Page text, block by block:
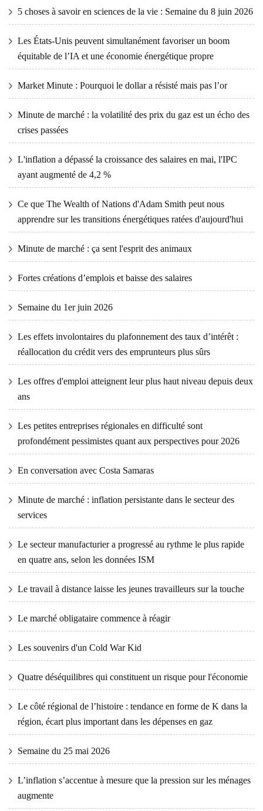
5 choses à savoir en sciences de la vie : Semaine du 8 juin 2026
Les États-Unis peuvent simultanément favoriser un boom
équitable de l’IA et une économie énergétique propre
Market Minute : Pourquoi le dollar a résisté mais pas l’or
Minute de marché : la volatilité des prix du gaz est un écho des
crises passées
L'inflation a dépassé la croissance des salaires en mai, l'IPC
ayant augmenté de 4,2 %
Ce que The Wealth of Nations d'Adam Smith peut nous
apprendre sur les transitions énergétiques ratées d'aujourd'hui
Minute de marché : ça sent l'esprit des animaux
Fortes créations d’emplois et baisse des salaires
Semaine du 1er juin 2026
Les effets involontaires du plafonnement des taux d’intérêt :
réallocation du crédit vers des emprunteurs plus sûrs
Les offres d'emploi atteignent leur plus haut niveau depuis deux
ans
Les petites entreprises régionales en difficulté sont
profondément pessimistes quant aux perspectives pour 2026
En conversation avec Costa Samaras
Minute de marché : inflation persistante dans le secteur des
services
Le secteur manufacturier a progressé au rythme le plus rapide
en quatre ans, selon les données ISM
Le travail à distance laisse les jeunes travailleurs sur la touche
Le marché obligataire commence à réagir
Les souvenirs d'un Cold War Kid
Quatre déséquilibres qui constituent un risque pour l'économie
Le côté régional de l’histoire : tendance en forme de K dans la
région, écart plus important dans les dépenses en gaz
Semaine du 25 mai 2026
L’inflation s’accentue à mesure que la pression sur les ménages
augmente